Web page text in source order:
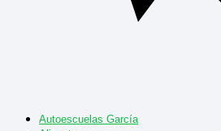
Autoescuelas García